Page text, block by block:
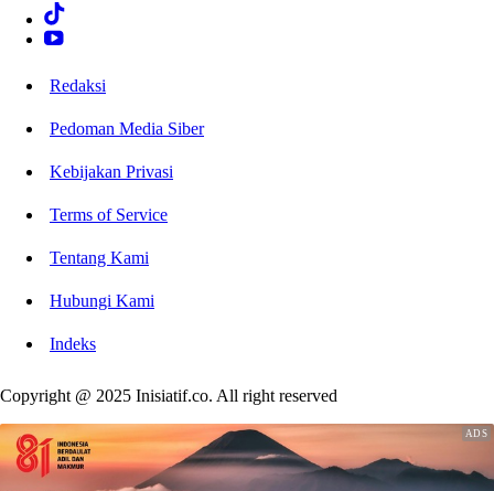
Redaksi
Pedoman Media Siber
Kebijakan Privasi
Terms of Service
Tentang Kami
Hubungi Kami
Indeks
Copyright @ 2025 Inisiatif.co. All right reserved